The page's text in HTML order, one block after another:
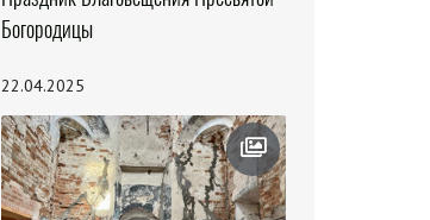
Богородицы
22.04.2025